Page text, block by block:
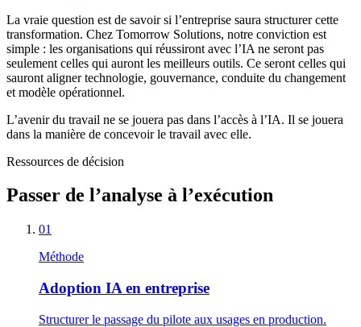
La vraie question est de savoir si l’entreprise saura structurer cette
transformation. Chez Tomorrow Solutions, notre conviction est
simple : les organisations qui réussiront avec l’IA ne seront pas
seulement celles qui auront les meilleurs outils. Ce seront celles qui
sauront aligner technologie, gouvernance, conduite du changement
et modèle opérationnel.
L’avenir du travail ne se jouera pas dans l’accès à l’IA. Il se jouera
dans la manière de concevoir le travail avec elle.
Ressources de décision
Passer de l’analyse à l’exécution
01
Méthode
Adoption IA en entreprise
Structurer le passage du pilote aux usages en production.